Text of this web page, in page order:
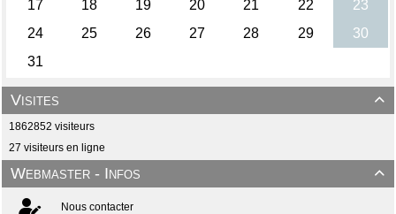

Visites
1862852 visiteurs
27 visiteurs en ligne

Webmaster - Infos
Nous contacter